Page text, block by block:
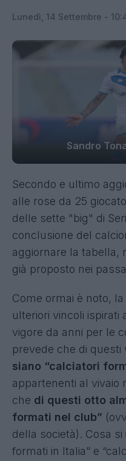
Lunedì, 14 Settembre -
Sandro
Secondo e ultimo
alle rose da 25
delle sette "big" di
conclusione del
aggiornare la tabella,
già proposto nei
Come ormai è noto,
ulteriori vincoli ispirati
vigore da anni per le
prevede che di questi
siano “calciatori
appartenenti al vivaio
che di questi otto
formati nel club”
della società). Cosa
formati in Italia” e